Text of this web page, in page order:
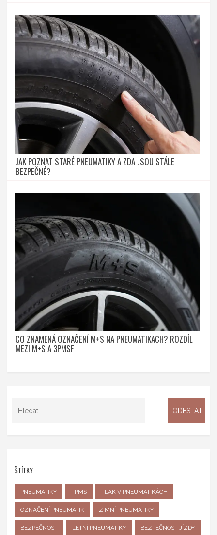
JAK POZNAT STARÉ PNEUMATIKY A ZDA JSOU STÁLE
BEZPEČNÉ?
CO ZNAMENÁ OZNAČENÍ M+S NA PNEUMATIKACH? ROZDÍL
MEZI M+S A 3PMSF
ŠTÍTKY
PNEUMATIKY TPMS TLAK V PNEUMATIKÁCH
OZNAČENÍ PNEUMATIK ZIMNÍ PNEUMATIKY
BEZPEČNOST LETNÍ PNEUMATIKY BEZPEČNOST JÍZDY